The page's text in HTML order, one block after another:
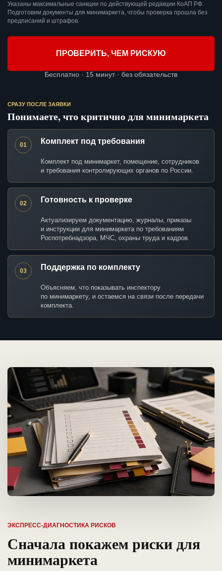
Указаны максимальные санкции по действующей редакции КоАП РФ.
Подготовим документы для минимаркета, чтобы проверка прошла без
предписаний и штрафов.
ПРОВЕРИТЬ, ЧЕМ РИСКУЮ
Бесплатно · 15 минут · без обязательств
СРАЗУ ПОСЛЕ ЗАЯВКИ
Понимаете, что критично для минимаркета
01 Комплект под требования
Комплект под минимаркет, помещение, сотрудников
и требования контролирующих органов по России.
02 Готовность к проверке
Актуализируем документацию, журналы, приказы
и инструкции для минимаркета по требованиям
Роспотребнадзора, МЧС, охраны труда и кадров.
03 Поддержка по комплекту
Объясняем, что показывать инспектору
по минимаркету, и остаемся на связи после передачи
комплекта.
ЭКСПРЕСС-ДИАГНОСТИКА РИСКОВ
Сначала покажем риски для
минимаркета